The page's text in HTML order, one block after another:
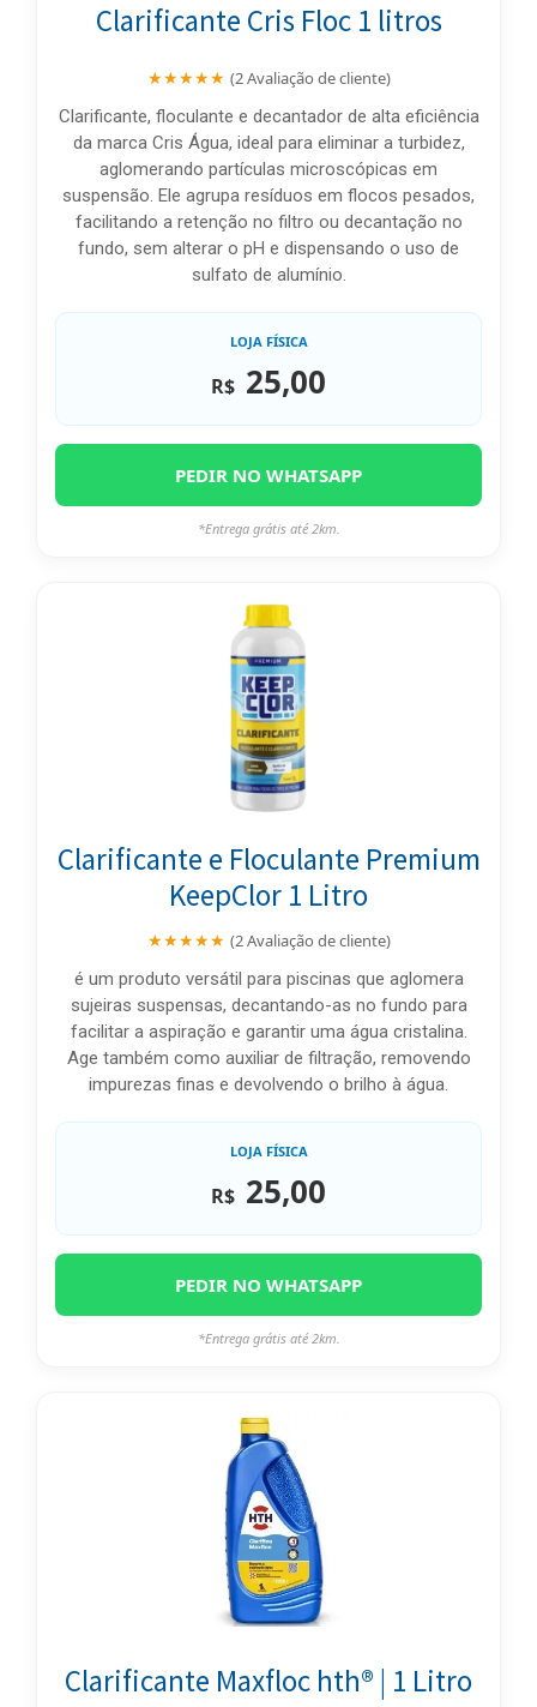
Clarificante Cris Floc 1 litros
★★★★★ (2 Avaliação de cliente)
Clarificante, floculante e decantador de alta eficiência
da marca Cris Água, ideal para eliminar a turbidez,
aglomerando partículas microscópicas em
suspensão. Ele agrupa resíduos em flocos pesados,
facilitando a retenção no filtro ou decantação no
fundo, sem alterar o pH e dispensando o uso de
sulfato de alumínio.
LOJA FÍSICA
R$ 25,00
PEDIR NO WHATSAPP
*Entrega grátis até 2km.
Clarificante e Floculante Premium
KeepClor 1 Litro
★★★★★ (2 Avaliação de cliente)
é um produto versátil para piscinas que aglomera
sujeiras suspensas, decantando-as no fundo para
facilitar a aspiração e garantir uma água cristalina.
Age também como auxiliar de filtração, removendo
impurezas finas e devolvendo o brilho à água.
LOJA FÍSICA
R$ 25,00
PEDIR NO WHATSAPP
*Entrega grátis até 2km.
Clarificante Maxfloc hth® | 1 Litro